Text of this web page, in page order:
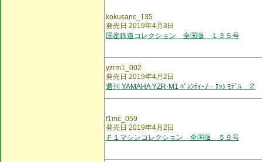
kokusanc_135
発売日 2019年4月3日
国産鉄道コレクション 全国版 １３５号
yzrm1_002
発売日 2019年4月2日
週刊 YAMAHA YZR-M1 ﾊﾞﾚﾝﾃｨｰﾉ・ﾛｯｼ ﾓﾃﾞﾙ ２
f1mc_059
発売日 2019年4月2日
Ｆ１マシンコレクション 全国版 ５９号